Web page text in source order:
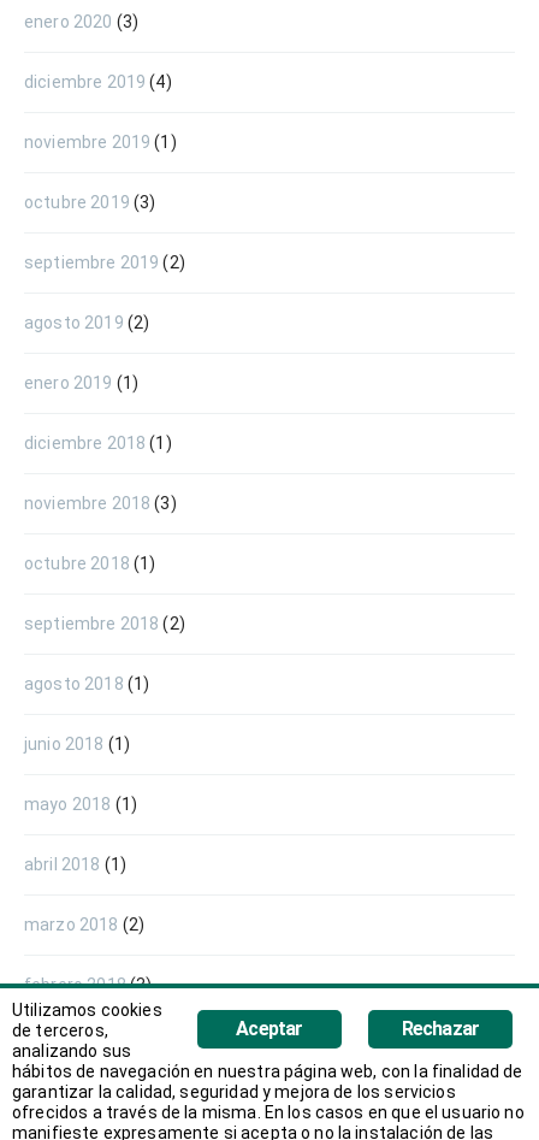
enero 2020 (3)
diciembre 2019 (4)
noviembre 2019 (1)
octubre 2019 (3)
septiembre 2019 (2)
agosto 2019 (2)
enero 2019 (1)
diciembre 2018 (1)
noviembre 2018 (3)
octubre 2018 (1)
septiembre 2018 (2)
agosto 2018 (1)
junio 2018 (1)
mayo 2018 (1)
abril 2018 (1)
marzo 2018 (2)
febrero 2018(3)
enero 2018(2)
diciembre 2017 (1)
Rechazar
Aceptar
Utilizamos cookies
de terceros,
analizando sus
hábitos de navegación en nuestra página web, con la finalidad de
garantizar la calidad, seguridad y mejora de los servicios
ofrecidos a través de la misma. En los casos en que el usuario no
manifieste expresamente si acepta o no la instalación de las